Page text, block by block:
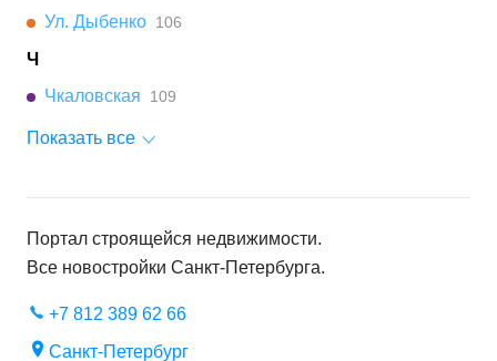
Ул. Дыбенко 106
Ч
Чкаловская
109
Показать все
Портал строящейся недвижимости.
Все новостройки Санкт-Петербурга.
+7 812 389 62 66
Санкт-Петербург